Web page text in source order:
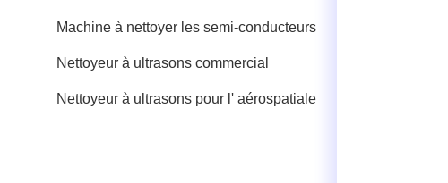
Machine à nettoyer les semi-conducteurs
Nettoyeur à ultrasons commercial
Nettoyeur à ultrasons pour l' aérospatiale